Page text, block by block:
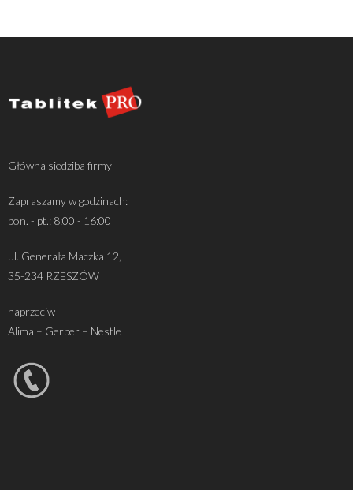
Główna siedziba firmy
Zapraszamy w godzinach:
pon. - pt.: 8:00 - 16:00
ul. Generała Maczka 12,
35-234 RZESZÓW
naprzeciw
Alima – Gerber – Nestle